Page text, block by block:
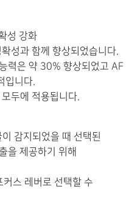
성 강화
성과 함께 향상되었습니다.
력은 약 30% 향상되었고 AF
입니다.
두에 적용됩니다.
감지되었을 때 선택된
을 제공하기 위해
스 레버로 선택할 수